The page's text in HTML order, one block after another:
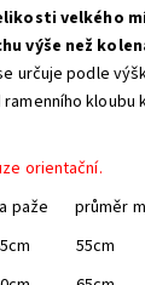
velkého
výše než
určuje podle
kloubu
orientační.
paže průměr
55cm